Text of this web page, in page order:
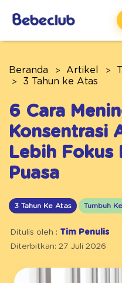
Beranda Artikel
3 Tahun ke Atas
6 Cara
Konsentrasi
Lebih Fokus
Puasa
3 Tahun Ke Atas Tumbuh
Ditulis oleh : Tim Penulis
Diterbitkan: 27 Juli 2026